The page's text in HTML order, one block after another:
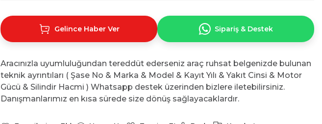
Gelince Haber Ver Sipariş & Destek
Aracınızla uyumluluğundan tereddüt ederseniz araç ruhsat belgenizde bulunan
teknik ayrıntıları ( Şase No & Marka & Model & Kayıt Yılı & Yakıt Cinsi & Motor
Gücü & Silindir Hacmi ) Whatsapp destek üzerinden bizlere iletebilirsiniz.
Danışmanlarımız en kısa sürede size dönüş sağlayacaklardır.